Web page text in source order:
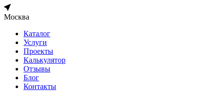
Москва
Каталог
Услуги
Проекты
Калькулятор
Отзывы
Блог
Контакты